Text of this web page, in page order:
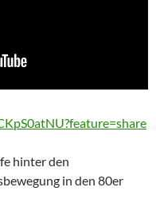
hinter den
in den 80er